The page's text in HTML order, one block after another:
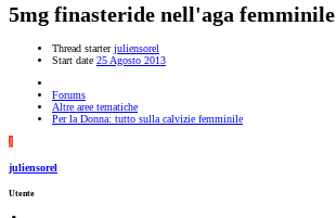
5mg finasteride nell'aga femminile
Thread starter juliensorel
Start date 25 Agosto 2013
Forums
Altre aree tematiche
Per la Donna: tutto sulla calvizie femminile
J
juliensorel
Utente